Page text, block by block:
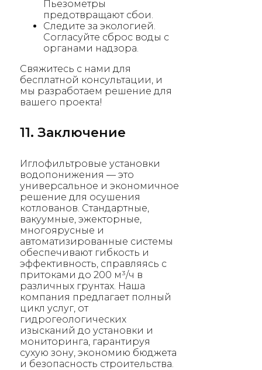
Пьезометры
предотвращают сбои.
Следите за экологией.
Согласуйте сброс воды с
органами надзора.
Свяжитесь с нами для
бесплатной консультации, и
мы разработаем решение для
вашего проекта!
11. Заключение
Иглофильтровые установки
водопонижения — это
универсальное и экономичное
решение для осушения
котлованов. Стандартные,
вакуумные, эжекторные,
многоярусные и
автоматизированные системы
обеспечивают гибкость и
эффективность, справляясь с
притоками до 200 м³/ч в
различных грунтах. Наша
компания предлагает полный
цикл услуг, от
гидрогеологических
изысканий до установки и
мониторинга, гарантируя
сухую зону, экономию бюджета
и безопасность строительства.